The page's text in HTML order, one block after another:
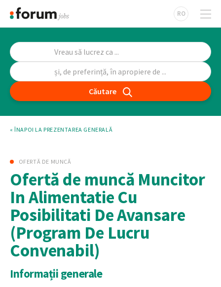
RO
Căutare
« ÎNAPOI LA PREZENTAREA GENERALĂ
OFERTĂ DE MUNCĂ
Ofertă de muncă Muncitor
In Alimentatie Cu
Posibilitati De Avansare
(Program De Lucru
Convenabil)
Informații generale